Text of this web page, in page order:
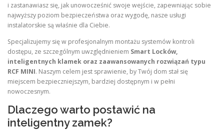
i zastanawiasz się, jak unowocześnić swoje wejście, zapewniając sobie
najwyższy poziom bezpieczeństwa oraz wygodę, nasze usługi
instalatorskie są właśnie dla Ciebie.
Specjalizujemy się w profesjonalnym montażu systemów kontroli
dostępu, ze szczególnym uwzględnieniem Smart Locków,
inteligentnych klamek oraz zaawansowanych rozwiązań typu
RCF MINI. Naszym celem jest sprawienie, by Twój dom stał się
miejscem bezpieczniejszym, bardziej dostępnym i w pełni
nowoczesnym.
Dlaczego warto postawić na
inteligentny zamek?